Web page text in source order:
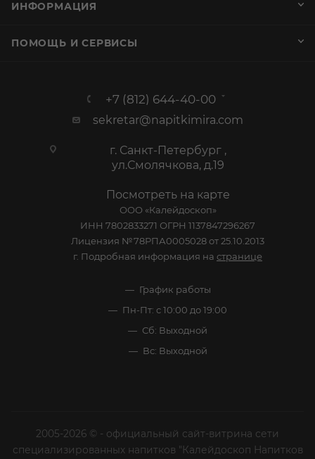
Бренди Арманьяк Монлюк Селексион 0,7л
ИНФОРМАЦИЯ